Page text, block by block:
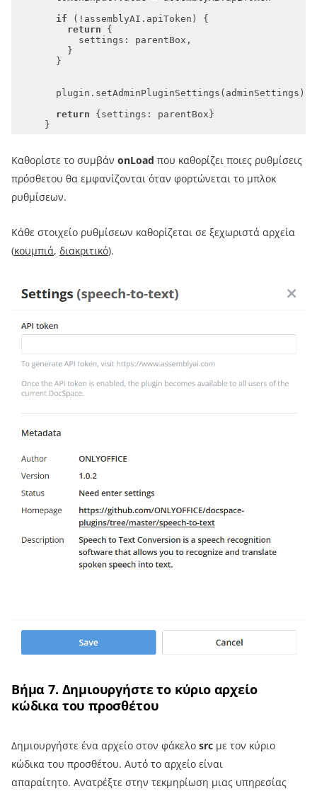
if
return
settings
return {settings
}
Καθορίστε το συμβάν onLoad που καθορίζει ποιες ρυθμίσεις
πρόσθετου θα εμφανίζονται όταν φορτώνεται το μπλοκ
ρυθμίσεων.
Κάθε στοιχείο ρυθμίσεων καθορίζεται σε ξεχωριστά αρχεία
(κουμπιά, διακριτικό).
Βήμα 7. Δημιουργήστε το κύριο αρχείο
κώδικα του προσθέτου
Δημιουργήστε ένα αρχείο στον φάκελο src με τον κύριο
κώδικα του προσθέτου. Αυτό το αρχείο είναι
απαραίτητο. Ανατρέξτε στην τεκμηρίωση μιας υπηρεσίας